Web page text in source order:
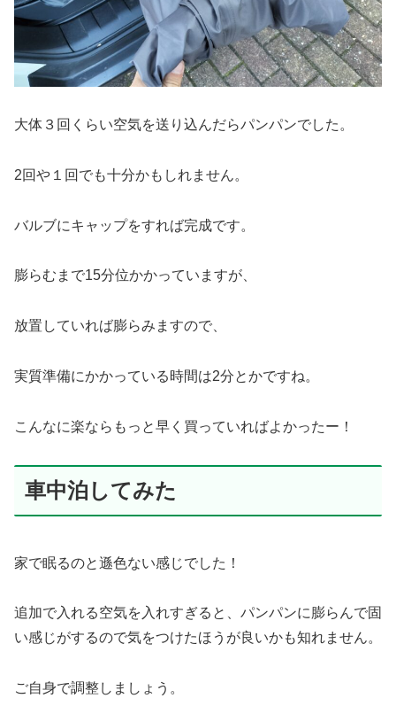
大体３回くらい空気を送り込んだらパンパンでした。
2回や１回でも十分かもしれません。
バルブにキャップをすれば完成です。
膨らむまで15分位かかっていますが、
放置していれば膨らみますので、
実質準備にかかっている時間は2分とかですね。
こんなに楽ならもっと早く買っていればよかったー！
車中泊してみた
家で眠るのと遜色ない感じでした！
追加で入れる空気を入れすぎると、パンパンに膨らんで固
い感じがするので気をつけたほうが良いかも知れません。
ご自身で調整しましょう。